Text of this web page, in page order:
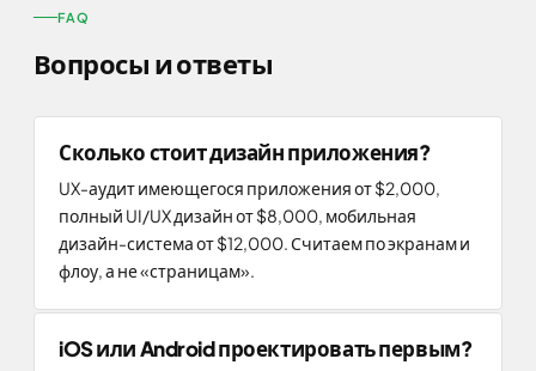
FAQ
Вопросы и ответы
Сколько стоит дизайн приложения?
UX-аудит имеющегося приложения от $2,000,
полный UI/UX дизайн от $8,000, мобильная
дизайн-система от $12,000. Считаем по экранам и
флоу, а не «страницам».
iOS или Android проектировать первым?